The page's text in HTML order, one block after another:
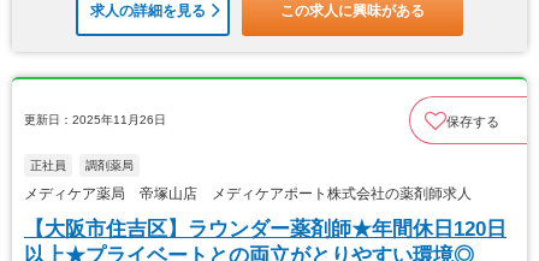
求人の詳細を見る この求人に興味がある
更新日：2025年11月26日 保存する
正社員 調剤薬局
メディケア薬局 帝塚山店 メディケアポート株式会社の薬剤師求人
【大阪市住吉区】ラウンダー薬剤師★年間休日120日
以上★プライベートとの両立がとりやすい環境◎